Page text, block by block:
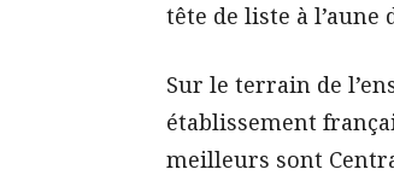
tête de liste à l’aune
Sur le terrain de
établissement
meilleurs sont